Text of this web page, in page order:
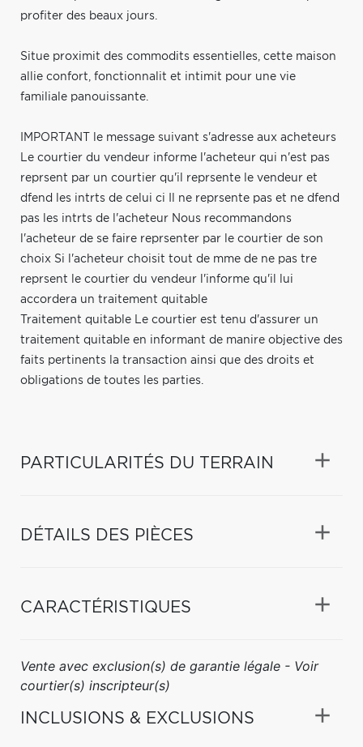
profiter des beaux jours.
Situe proximit des commodits essentielles, cette maison
allie confort, fonctionnalit et intimit pour une vie
familiale panouissante.
IMPORTANT le message suivant s'adresse aux acheteurs
Le courtier du vendeur informe l'acheteur qui n'est pas
reprsent par un courtier qu'il reprsente le vendeur et
dfend les intrts de celui ci Il ne reprsente pas et ne dfend
pas les intrts de l'acheteur Nous recommandons
l'acheteur de se faire reprsenter par le courtier de son
choix Si l'acheteur choisit tout de mme de ne pas tre
reprsent le courtier du vendeur l'informe qu'il lui
accordera un traitement quitable
Traitement quitable Le courtier est tenu d'assurer un
traitement quitable en informant de manire objective des
faits pertinents la transaction ainsi que des droits et
obligations de toutes les parties.
PARTICULARITÉS DU TERRAIN
DÉTAILS DES PIÈCES
CARACTÉRISTIQUES
Vente avec exclusion(s) de garantie légale - Voir
courtier(s) inscripteur(s)
INCLUSIONS & EXCLUSIONS